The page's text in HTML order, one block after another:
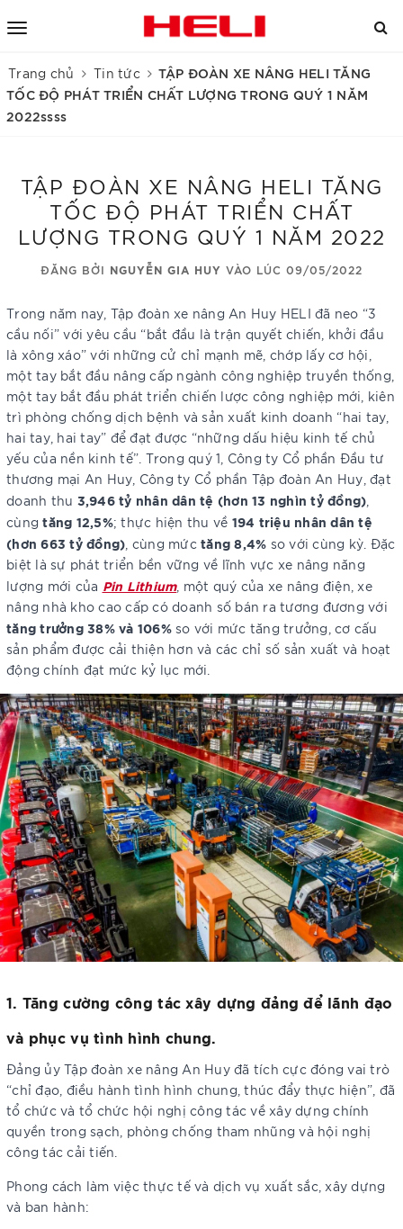
Trang chủ Tin tức
TẬP ĐOÀN XE NÂNG HELI TĂNG
TỐC ĐỘ PHÁT TRIỂN CHẤT LƯỢNG TRONG QUÝ 1 NĂM
2022ssss
TẬP ĐOÀN XE NÂNG HELI TĂNG
TỐC ĐỘ PHÁT TRIỂN CHẤT
LƯỢNG TRONG QUÝ 1 NĂM 2022
ĐĂNG BỞI NGUYỄN GIA HUY VÀO LÚC 09/05/2022
Trong năm nay, Tập đoàn xe nâng An Huy HELI đã neo “3
cầu nối” với yêu cầu “bắt đầu là trận quyết chiến, khởi đầu
là xông xáo” với những cử chỉ mạnh mẽ, chớp lấy cơ hội,
một tay bắt đầu nâng cấp ngành công nghiệp truyền thống,
một tay bắt đầu phát triển chiến lược công nghiệp mới, kiên
trì phòng chống dịch bệnh và sản xuất kinh doanh “hai tay,
hai tay, hai tay” để đạt được “những dấu hiệu kinh tế chủ
yếu của nền kinh tế”. Trong quý 1, Công ty Cổ phần Đầu tư
thương mại An Huy, Công ty Cổ phần Tập đoàn An Huy, đạt
doanh thu 3,946 tỷ nhân dân tệ (hơn 13 nghìn tỷ đồng)
cùngtăng 12,5%; thực hiện thu về 194 triệu nhân dân tệ
(hơn 663 tỷ đồng) , cùng mức tăng 8,4% so với cùng kỳ. Đặc
biệt là sự phát triển bền vững về lĩnh vực xe nâng năng
lượng mới của Pin Lithium, một quý của xe nâng điện, xe
nâng nhà kho cao cấp có doanh số bán ra tương đương với
tăng trưởng 38% và 106%so với mức tăng trưởng, cơ cấu
sản phẩm được cải thiện hơn và các chỉ số sản xuất và hoạt
động chính đạt mức kỷ lục mới.
1. Tăng cường công tác xây dựng đảng để lãnh đạo
và phục vụ tình hình chung.
Đảng ủy Tập đoàn xe nâng An Huy đã tích cực đóng vai trò
“chỉ đạo, điều hành tình hình chung, thúc đẩy thực hiện”, đã
tổ chức và tổ chức hội nghị công tác về xây dựng chính
quyền trong sạch, phòng chống tham nhũng và hội nghị
công tác cải tiến.
Phong cách làm việc thực tế và dịch vụ xuất sắc, xây dựng
và ban hành: